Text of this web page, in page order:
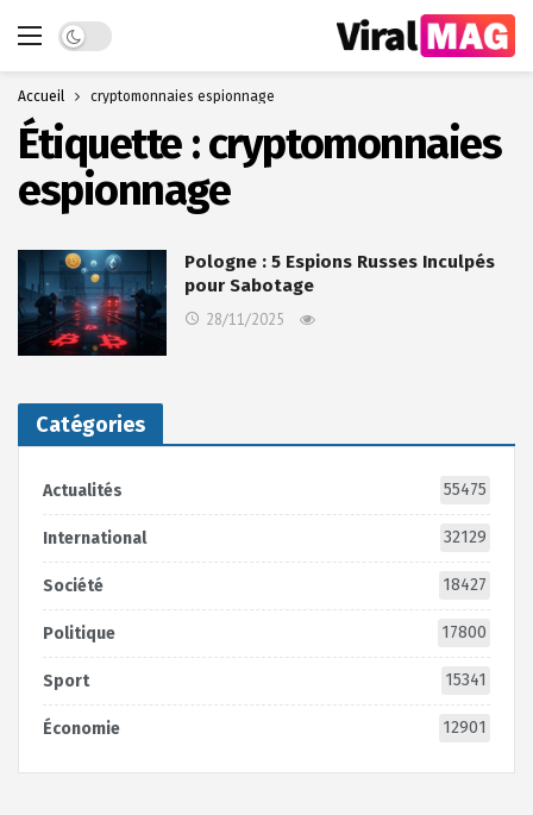
Dark mode
Accueil cryptomonnaies espionnage
Étiquette :cryptomonnaies
espionnage
Pologne : 5 Espions Russes Inculpés
pour Sabotage
28/11/2025
Catégories
Actualités 55475
International 32129
Société 18427
Politique 17800
Sport 15341
Économie 12901